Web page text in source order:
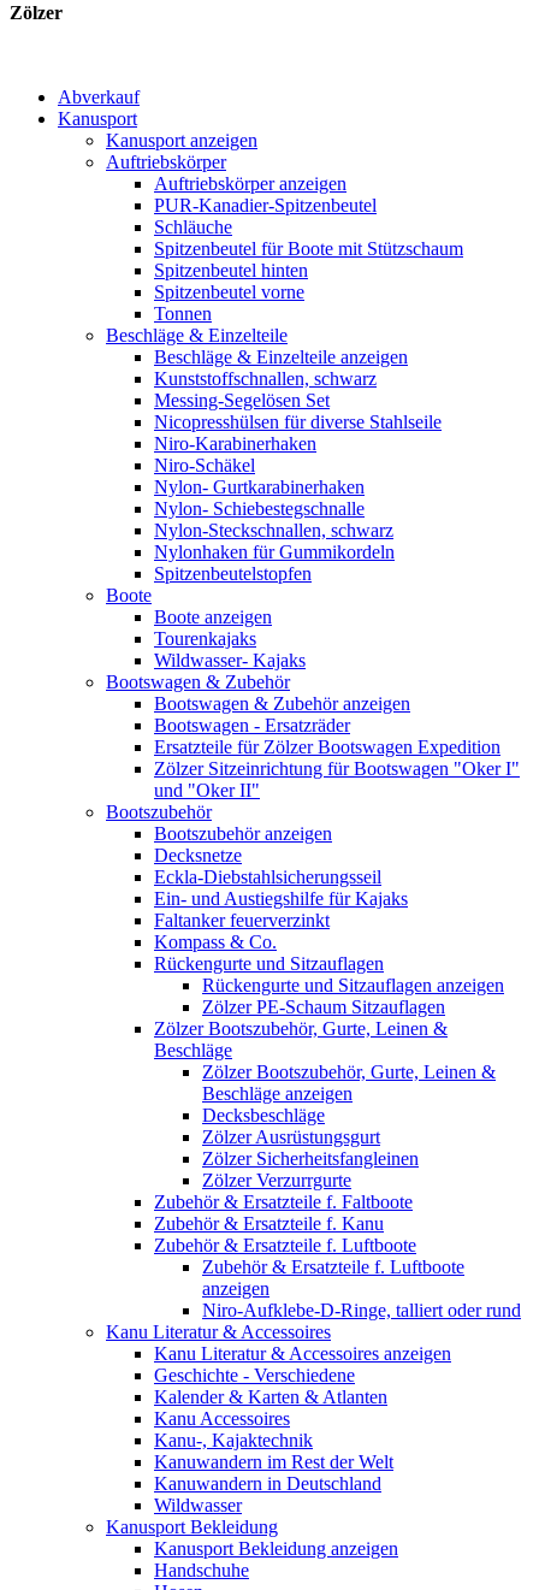
Zölzer
Abverkauf
Kanusport
Kanusport anzeigen
Auftriebskörper
Auftriebskörper anzeigen
PUR-Kanadier-Spitzenbeutel
Schläuche
Spitzenbeutel für Boote mit Stützschaum
Spitzenbeutel hinten
Spitzenbeutel vorne
Tonnen
Beschläge & Einzelteile
Beschläge & Einzelteile anzeigen
Kunststoffschnallen, schwarz
Messing-Segelösen Set
Nicopresshülsen für diverse Stahlseile
Niro-Karabinerhaken
Niro-Schäkel
Nylon- Gurtkarabinerhaken
Nylon- Schiebestegschnalle
Nylon-Steckschnallen, schwarz
Nylonhaken für Gummikordeln
Spitzenbeutelstopfen
Boote
Boote anzeigen
Tourenkajaks
Wildwasser- Kajaks
Bootswagen & Zubehör
Bootswagen & Zubehör anzeigen
Bootswagen - Ersatzräder
Ersatzteile für Zölzer Bootswagen Expedition
Zölzer Sitzeinrichtung für Bootswagen "Oker I"
und "Oker II"
Bootszubehör
Bootszubehör anzeigen
Decksnetze
Eckla-Diebstahlsicherungsseil
Ein- und Austiegshilfe für Kajaks
Faltanker feuerverzinkt
Kompass & Co.
Rückengurte und Sitzauflagen
Rückengurte und Sitzauflagen anzeigen
Zölzer PE-Schaum Sitzauflagen
Zölzer Bootszubehör, Gurte, Leinen &
Beschläge
Zölzer Bootszubehör, Gurte, Leinen &
Beschläge anzeigen
Decksbeschläge
Zölzer Ausrüstungsgurt
Zölzer Sicherheitsfangleinen
Zölzer Verzurrgurte
Zubehör & Ersatzteile f. Faltboote
Zubehör & Ersatzteile f. Kanu
Zubehör & Ersatzteile f. Luftboote
Zubehör & Ersatzteile f. Luftboote
anzeigen
Niro-Aufklebe-D-Ringe, talliert oder rund
Kanu Literatur & Accessoires
Kanu Literatur & Accessoires anzeigen
Geschichte - Verschiedene
Kalender & Karten & Atlanten
Kanu Accessoires
Kanu-, Kajaktechnik
Kanuwandern im Rest der Welt
Kanuwandern in Deutschland
Wildwasser
Kanusport Bekleidung
Kanusport Bekleidung anzeigen
Handschuhe